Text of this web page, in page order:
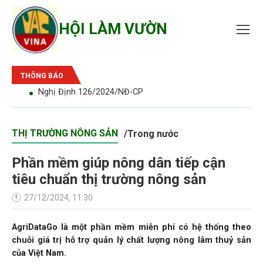
HỘI LÀM VƯỜN
THÔNG BÁO
Nghị Định 126/2024/NĐ-CP
THỊ TRƯỜNG NÔNG SẢN /Trong nước
Phần mềm giúp nông dân tiếp cận
tiêu chuẩn thị trường nông sản
27/12/2024, 11:30
AgriDataGo là một phần mềm miễn phí có hệ thống theo
chuỗi giá trị hỗ trợ quản lý chất lượng nông lâm thuỷ sản
của Việt Nam.